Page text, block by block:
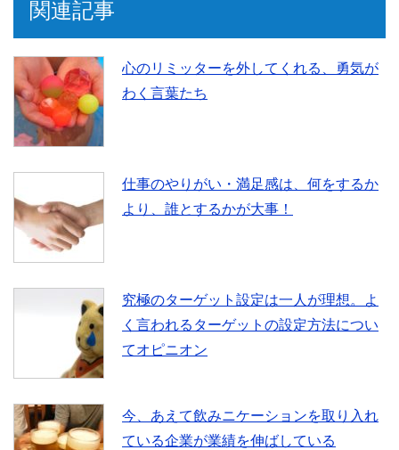
o
o
e
関連記事
心のリミッターを外してくれる、勇気が
わく言葉たち
仕事のやりがい・満足感は、何をするか
より、誰とするかが大事！
究極のターゲット設定は一人が理想。よ
く言われるターゲットの設定方法につい
てオピニオン
今、あえて飲みニケーションを取り入れ
ている企業が業績を伸ばしている